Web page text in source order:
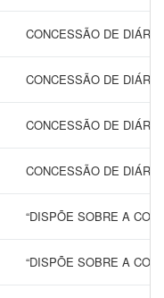
CONCESSÃO DE
CONCESSÃO DE
CONCESSÃO DE
CONCESSÃO DE
“DISPÕE SOBRE A
“DISPÕE SOBRE A